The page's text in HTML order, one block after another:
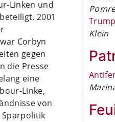
Linken und
2001
Corbyn
gegen
die Presse
eine
Linke,
von
Klein